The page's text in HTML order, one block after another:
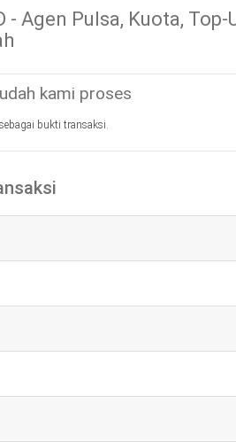
Agen Pulsa, Kuota, Top-
kami proses
sebagai bukti transaksi.